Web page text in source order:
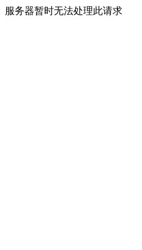
服务器暂时无法处理此请求